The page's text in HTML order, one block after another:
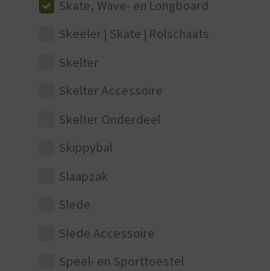
Skate, Wave- en Longboard
Skeeler | Skate | Rolschaats
Skelter
Skelter Accessoire
Skelter Onderdeel
Skippybal
Slaapzak
Slede
Slede Accessoire
Speel- en Sporttoestel